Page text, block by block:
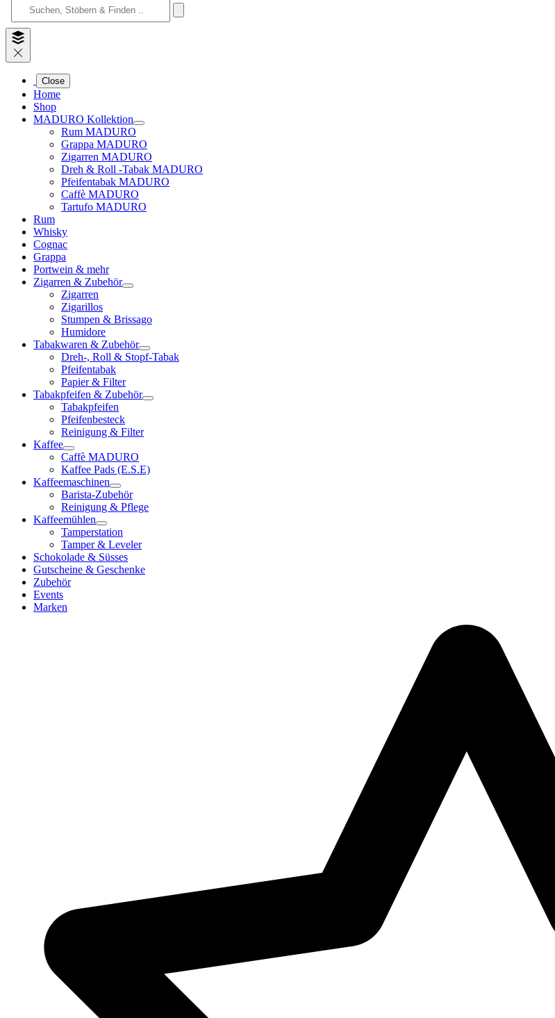
Close
Home
Shop
MADURO Kollektion
Rum MADURO
Grappa MADURO
Zigarren MADURO
Dreh & Roll -Tabak MADURO
Pfeifentabak MADURO
Caffè MADURO
Tartufo MADURO
Rum
Whisky
Cognac
Grappa
Portwein & mehr
Zigarren & Zubehör
Zigarren
Zigarillos
Stumpen & Brissago
Humidore
Tabakwaren & Zubehör
Dreh-, Roll & Stopf-Tabak
Pfeifentabak
Papier & Filter
Tabakpfeifen & Zubehör
Tabakpfeifen
Pfeifenbesteck
Reinigung & Filter
Kaffee
Caffè MADURO
Kaffee Pads (E.S.E)
Kaffeemaschinen
Barista-Zubehör
Reinigung & Pflege
Kaffeemühlen
Tamperstation
Tamper & Leveler
Schokolade & Süsses
Gutscheine & Geschenke
Zubehör
Events
Marken